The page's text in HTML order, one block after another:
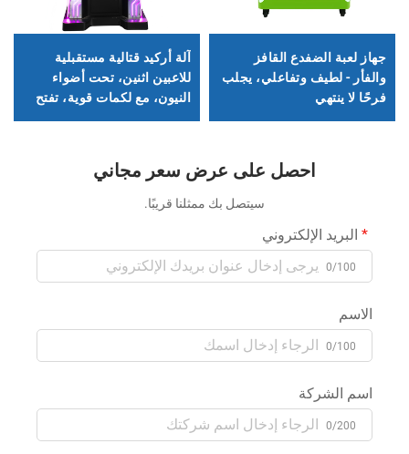
جهاز لعبة الضفدع القافز
والفأر - لطيف وتفاعلي، يجلب
فرحًا لا ينتهي
آلة أركيد قتالية مستقبلية
للاعبين اثنين، تحت أضواء
النيون، مع لكمات قوية، تفتح
احصل على عرض سعر مجاني
سيتصل بك ممثلنا قريبًا.
البريد الإلكتروني
0/100
الاسم
0/100
اسم الشركة
0/200